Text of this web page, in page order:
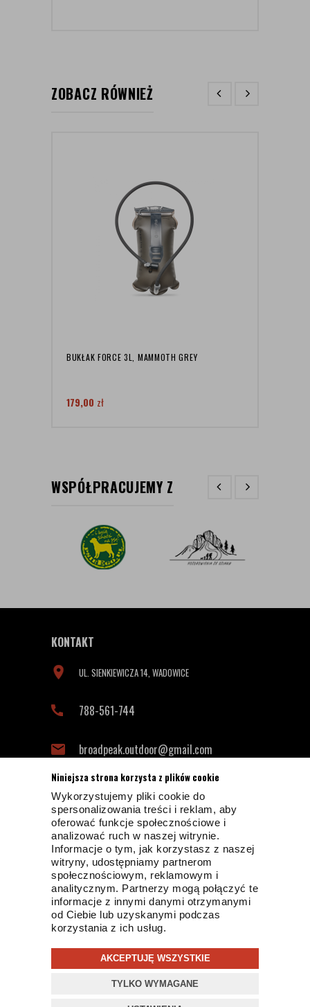
Niniejsza strona korzysta z plików cookie
Wykorzystujemy pliki cookie do
spersonalizowania treści i reklam, aby
oferować funkcje społecznościowe i
analizować ruch w naszej witrynie.
Informacje o tym, jak korzystasz z naszej
witryny, udostępniamy partnerom
społecznościowym, reklamowym i
analitycznym. Partnerzy mogą połączyć te
informacje z innymi danymi otrzymanymi
od Ciebie lub uzyskanymi podczas
korzystania z ich usług.
AKCEPTUJĘ WSZYSTKIE
TYLKO WYMAGANE
ZOBACZ RÓWNIEŻ
BUKŁAK FORCE 3L, MAMMOTH GREY
179,00 zł
WSPÓŁPRACUJEMY Z
KONTAKT
UL. SIENKIEWICZA 14, WADOWICE
788-561-744
broadpeak.outdoor@gmail.com
INFORMACJE KONTAKTOWE
© 2019 BROADPEAK OUTDOOR
PROJEKT I OPROGRAMOWANIE SKLEPU:
Polityką Plików CookiesMożesz określić